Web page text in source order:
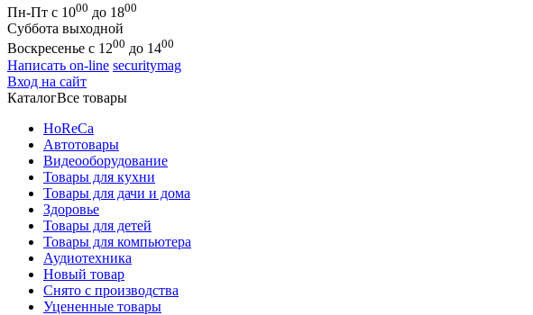
Пн-Пт с 1000 до 1800
Суббота выходной
Воскресенье с 1200 до 1400
Написать on-line securitymag
Вход на сайт
КаталогВсе товары
HoReCa
Автотовары
Видеооборудование
Товары для кухни
Товары для дачи и дома
Здоровье
Товары для детей
Товары для компьютера
Аудиотехника
Новый товар
Снято с производства
Уцененные товары